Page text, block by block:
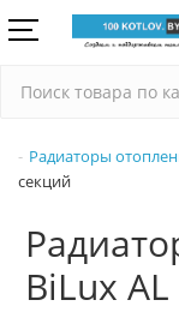
Радиаторы
секций
BiLux